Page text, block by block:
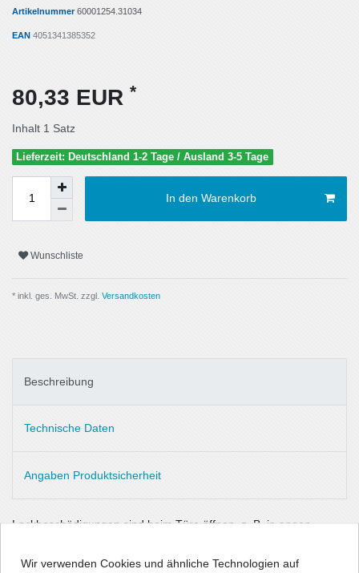
Artikelnummer60001254.31034
EAN 4051341385352
80,33 EUR *
Inhalt 1 Satz
Lieferzeit: Deutschland 1-2 Tage / Ausland 3-5 Tage
In den Warenkorb
Wunschliste
* inkl. ges. MwSt. zzgl. Versandkosten
Beschreibung
Technische Daten
Angaben Produktsicherheit
Lackbeschädigungen sind beim Türe öffnen, z. B. in engen
ärgerlich und teuer in der Beseitigung. Damit es erst gar nicht
Wir verwenden Cookies und ähnliche Technologien auf